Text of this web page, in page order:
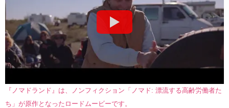
『ノマドランド』は、ノンフィクション「ノマド: 漂流する高齢労働者た
ち」が原作となったロードムービーです。